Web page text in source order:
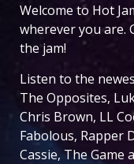
Welcome to Hot
wherever you are.
the jam!
Listen to the
The Opposites,
Chris Brown, LL
Fabolous, Rapper
Cassie, The Game